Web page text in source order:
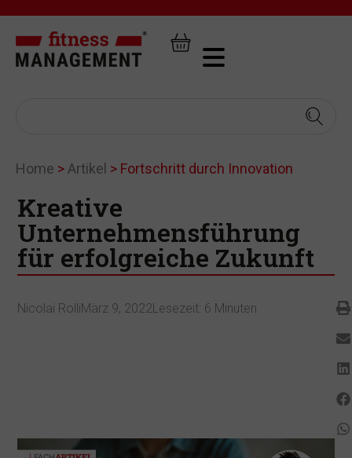
Home > Artikel > Fortschritt durch Innovation
Kreative
Unternehmensführung
für erfolgreiche Zukunft
Nicolai RolliMärz 9, 2022Lesezeit: 6 Minuten